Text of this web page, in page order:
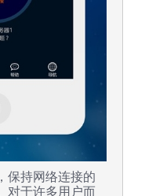
保持网络连接的
对于许多用户而